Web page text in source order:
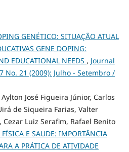
GENÉTICO: SITUAÇÃO ATUAL
GENE DOPING:
EDUCATIONAL NEEDS , Journal
No. 21 (2009): Julho - Setembro /
José Figueira Júnior, Carlos
de Siqueira Farias, Valter
Luiz Serafim, Rafael Benito
E SAUDE: IMPORTÂNCIA
A PRÁTICA DE ATIVIDADE